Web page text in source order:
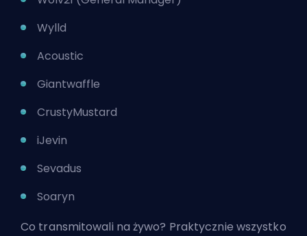
Wylld
Acoustic
Giantwaffle
CrustyMustard
iJevin
Sevadus
Soaryn
Co transmitowali na żywo? Praktycznie wszystko